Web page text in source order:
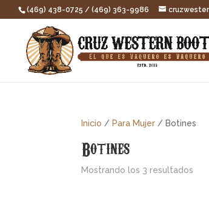
(469) 438-0725 / (469) 363-9986
Inicio / Para Mujer / Botines
Botines
Mostrando los 3 resultados